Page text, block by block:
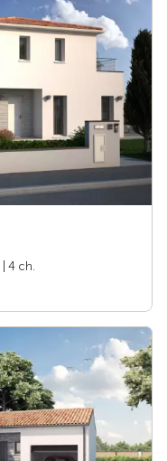
| 4 ch.